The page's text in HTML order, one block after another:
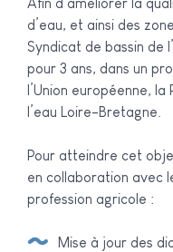
Afin d’améliorer la
d’eau, et ainsi des
Syndicat de bassin de
pour 3 ans, dans un
l’Union européenne,
l’eau Loire-Bretagne.
Pour atteindre cet
en collaboration avec
profession agricole :
mise à jour des diagnostics bactériologiques des